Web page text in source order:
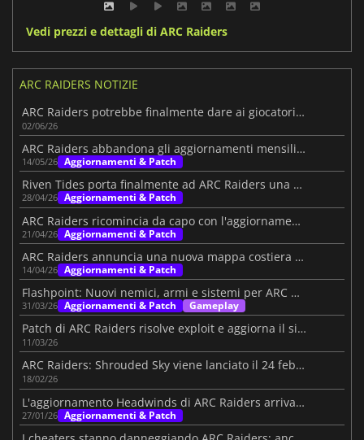
Vedi prezzi e dettagli di ARC Raiders
ARC RAIDERS NOTIZIE
ARC Raiders potrebbe finalmente dare ai giocatori PvE la modalità che vogliono
02/06/26
ARC Raiders abbandona gli aggiornamenti mensili per un nuovo piano rischioso
14/05/26 Aggiornamenti & Patch
Riven Tides porta finalmente ad ARC Raiders una nuova mappa
28/04/26 Aggiornamenti & Patch
ARC Raiders ricomincia da capo con l'aggiornamento Riven Tides
21/04/26 Aggiornamenti & Patch
ARC Raiders annuncia una nuova mappa costiera nel prossimo aggiornamento
14/04/26 Aggiornamenti & Patch
Flashpoint: Nuovi nemici, armi e sistemi per ARC Raider
31/03/26 Aggiornamenti & Patch Gameplay
Patch di ARC Raiders risolve exploit e aggiorna il sistema di loot
11/03/26
ARC Raiders: Shrouded Sky viene lanciato il 24 febbraio
18/02/26
L'aggiornamento Headwinds di ARC Raiders arriva oggi
27/01/26 Aggiornamenti & Patch